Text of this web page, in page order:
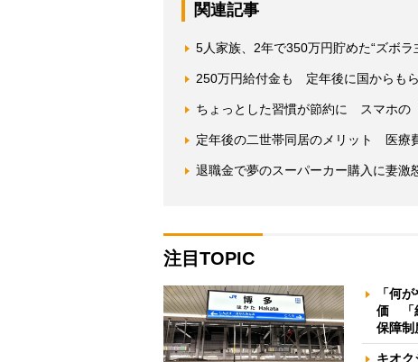
関連記事
5人家族、2年で350万円貯めた“ズボラ
250万円給付金も 定年後に国からも
ちょっとした習慣が節約に スマホの
定年後の二世帯同居のメリット 医療
退職金で夢のスーパーカー購入に妻
注目TOPIC
「何
価 「
保障制
キオ